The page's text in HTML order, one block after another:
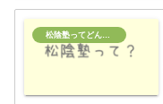
松陰塾ってどんな塾？